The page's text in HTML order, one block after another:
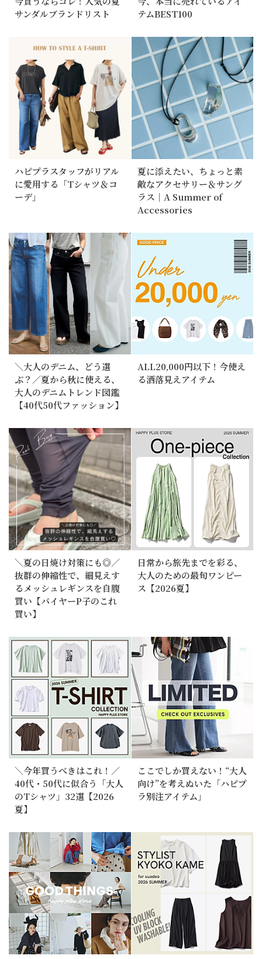
サンダルブランドリスト
テムBEST100
ハピプラスタッフがリアル
に愛用する「Tシャツ＆コ
ーデ」
夏に添えたい、ちょっと素
敵なアクセサリー＆サング
ラス｜A Summer of
Accessories
＼大人のデニム、どう選
ぶ？／夏から秋に使える、
大人のデニムトレンド図鑑
【40代50代ファッション】
ALL20,000円以下！今使え
る洒落見えアイテム
＼夏の日焼け対策にも◎／
抜群の伸縮性で、細見えす
るメッシュレギンスを自腹
買い【バイヤーP子のこれ
買い】
日常から旅先までを彩る、
大人のための最旬ワンピー
ス【2026夏】
＼今年買うべきはこれ！／
40代・50代に似合う「大人
のTシャツ」32選【2026
夏】
ここでしか買えない！“大人
向け”を考えぬいた「ハピプ
ラ別注アイテム」